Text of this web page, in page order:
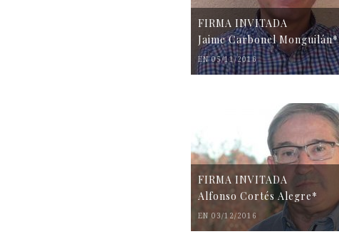
FIRMA INVITADA
Jaime Carbonel Monguilán*
EN 05/11/2016
FIRMA INVITADA
Alfonso Cortés Alegre*
EN 03/12/2016